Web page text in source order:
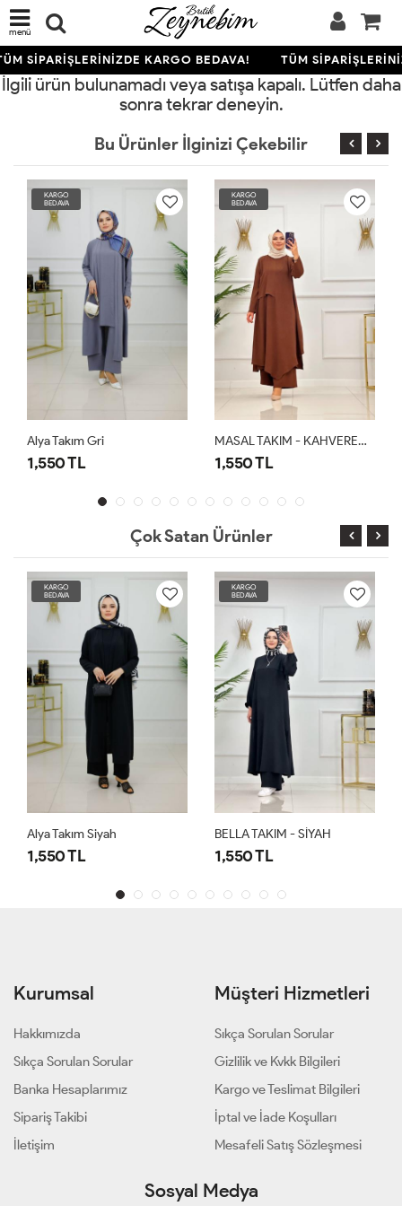
menü
SİPARİŞLERİNİZDE KARGO BEDAVA! TÜM
İlgili ürün bulunamadı veya satışa kapalı. Lütfen daha
sonra tekrar deneyin.
Bu Ürünler İlginizi Çekebilir
KARGO
BEDAVA
Alya Takım Gri
1,550 TL
KARGO
BEDAVA
MASAL TAKIM - KAHVERENGİ
1,550 TL
Çok Satan Ürünler
KARGO
BEDAVA
Alya Takım Siyah
1,550 TL
KARGO
BEDAVA
BELLA TAKIM - SİYAH
1,550 TL
Kurumsal
Hakkımızda
Sıkça Sorulan Sorular
Banka Hesaplarımız
Sipariş Takibi
İletişim
Müşteri Hizmetleri
Sıkça Sorulan Sorular
Gizlilik ve Kvkk Bilgileri
Kargo ve Teslimat Bilgileri
İptal ve İade Koşulları
Mesafeli Satış Sözleşmesi
Sosyal Medya